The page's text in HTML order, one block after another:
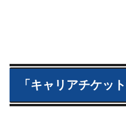
「キャリアチケッ